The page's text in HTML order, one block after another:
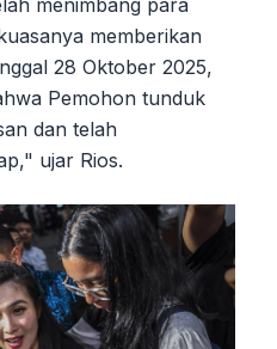
memberikan
28 Oktober 2025,
Pemohon tunduk
dan telah
ujar Rios.